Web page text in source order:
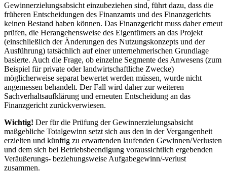
Gewinnerzielungsabsicht einzubeziehen sind, führt dazu, dass die
früheren Entscheidungen des Finanzamts und des Finanzgerichts
keinen Bestand haben können. Das Finanzgericht muss daher erneut
prüfen, die Herangehensweise des Eigentümers an das Projekt
(einschließlich der Änderungen des Nutzungskonzepts und der
Ausführung) tatsächlich auf einer unternehmerischen Grundlage
basierte. Auch die Frage, ob einzelne Segmente des Anwesens (zum
Beispiel für private oder landwirtschaftliche Zwecke)
möglicherweise separat bewertet werden müssen, wurde nicht
angemessen behandelt. Der Fall wird daher zur weiteren
Sachverhaltsaufklärung und erneuten Entscheidung an das
Finanzgericht zurückverwiesen.
Wichtig! Der für die Prüfung der Gewinnerzielungsabsicht
maßgebliche Totalgewinn setzt sich aus den in der Vergangenheit
erzielten und künftig zu erwartenden laufenden Gewinnen/Verlusten
und dem sich bei Betriebsbeendigung voraussichtlich ergebenden
Veräußerungs- beziehungsweise Aufgabegewinn/-verlust
zusammen.